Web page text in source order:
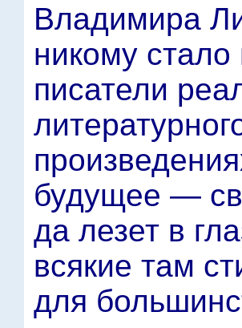
Владимира
никому
писатели
будущее —
да лезет в
всякие там
для